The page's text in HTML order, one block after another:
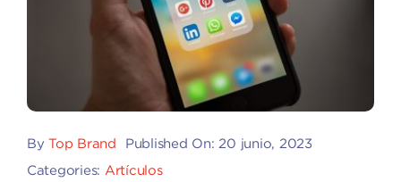
ByTop Brand
Published On: 20 junio, 2023
Categories: Artículos